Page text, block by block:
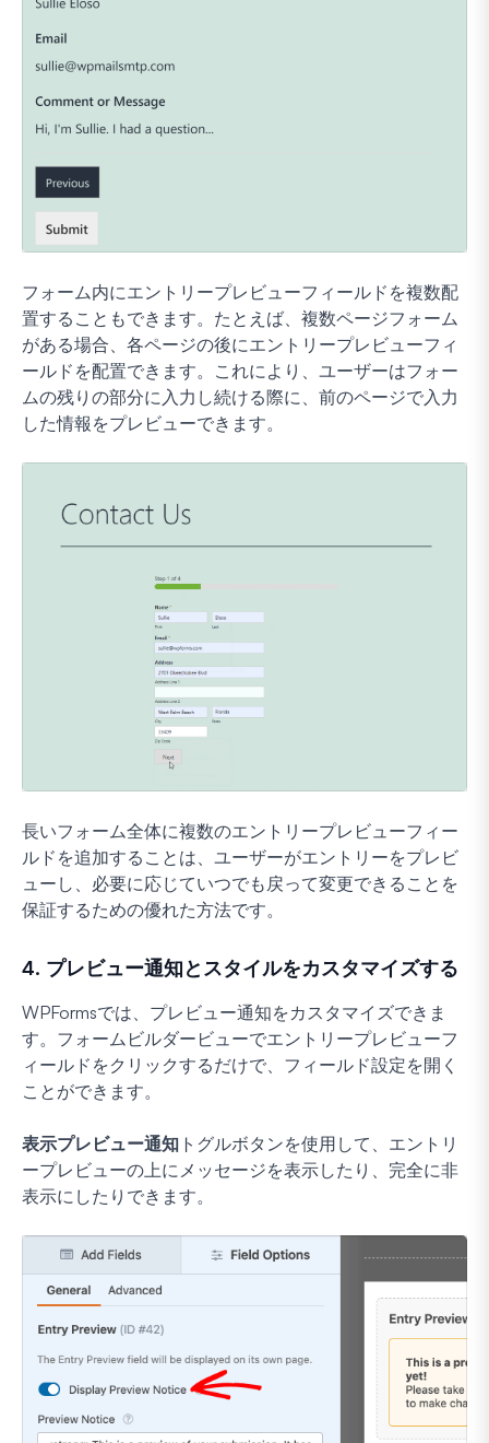
フォーム内にエントリープレビューフィールドを複数配
置することもできます。たとえば、複数ページフォーム
がある場合、各ページの後にエントリープレビューフィ
ールドを配置できます。これにより、ユーザーはフォー
ムの残りの部分に入力し続ける際に、前のページで入力
した情報をプレビューできます。
長いフォーム全体に複数のエントリープレビューフィー
ルドを追加することは、ユーザーがエントリーをプレビ
ューし、必要に応じていつでも戻って変更できることを
保証するための優れた方法です。
4. プレビュー通知とスタイルをカスタマイズする
WPFormsでは、プレビュー通知をカスタマイズできま
す。フォームビルダービューでエントリープレビューフ
ィールドをクリックするだけで、フィールド設定を開く
ことができます。
表示プレビュー通知 トグルボタンを使用して、エントリ
ープレビューの上にメッセージを表示したり、完全に非
表示にしたりできます。